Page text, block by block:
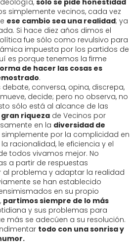
sólo se pide honestidad
simplemente vecinos, cada vez
ese cambio sea una realidad; ya
Si hace diez años dimos el
fue sólo como revulsivo para
impuesta por los partidos de
es porque tenemos la firme
de hacer las cosas es
.
conversa, opina, discrepa,
decide; pero no observa, no
sólo está al alcance de las
gran riqueza de Vecinos por
en la diversidad de
simplemente por la complicidad en
racionalidad, le eficiencia y el
todos vivamos mejor. No
a partir de respuestas
problema y adaptar la realidad
se han establecido
en su propio
partimos siempre de lo más
y sus problemas para
más se adecúen a su resolución.
todo con una sonrisa y